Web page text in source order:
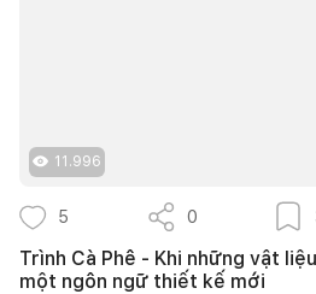
11.996
5 0
Trình Cà Phê - Khi những vật
một ngôn ngữ thiết kế mới